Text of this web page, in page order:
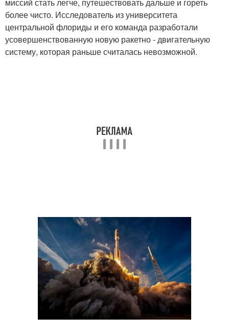
более чисто. Исследователь из университета
центральной флориды и его команда разработали
усовершенствованную новую ракетно - двигательную
систему, которая раньше считалась невозможной.